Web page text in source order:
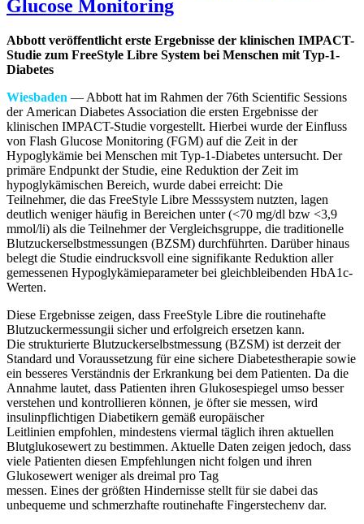
Glucose Monitoring
Abbott veröffentlicht erste Ergebnisse der klinischen IMPACT-
Studie zum FreeStyle Libre System bei Menschen mit Typ-1-
Diabetes
Wiesbaden — Abbott hat im Rahmen der 76th Scientific Sessions
der American Diabetes Association die ersten Ergebnisse der
klinischen IMPACT-Studie vorgestellt. Hierbei wurde der Einfluss
von Flash Glucose Monitoring (FGM) auf die Zeit in der
Hypoglykämie bei Menschen mit Typ-1-Diabetes untersucht. Der
primäre Endpunkt der Studie, eine Reduktion der Zeit im
hypoglykämischen Bereich, wurde dabei erreicht: Die
Teilnehmer, die das FreeStyle Libre Messsystem nutzten, lagen
deutlich weniger häufig in Bereichen unter (<70 mg/dl bzw <3,9
mmol/li) als die Teilnehmer der Vergleichsgruppe, die traditionelle
Blutzuckerselbstmessungen (BZSM) durchführten. Darüber hinaus
belegt die Studie eindrucksvoll eine signifikante Reduktion aller
gemessenen Hypoglykämieparameter bei gleichbleibenden HbA1c-
Werten.
Diese Ergebnisse zeigen, dass FreeStyle Libre die routinehafte
Blutzuckermessungii sicher und erfolgreich ersetzen kann.
Die strukturierte Blutzuckerselbstmessung (BZSM) ist derzeit der
Standard und Voraussetzung für eine sichere Diabetestherapie sowie
ein besseres Verständnis der Erkrankung bei dem Patienten. Da die
Annahme lautet, dass Patienten ihren Glukosespiegel umso besser
verstehen und kontrollieren können, je öfter sie messen, wird
insulinpflichtigen Diabetikern gemäß europäischer
Leitlinien empfohlen, mindestens viermal täglich ihren aktuellen
Blutglukosewert zu bestimmen. Aktuelle Daten zeigen jedoch, dass
viele Patienten diesen Empfehlungen nicht folgen und ihren
Glukosewert weniger als dreimal pro Tag
messen. Eines der größten Hindernisse stellt für sie dabei das
unbequeme und schmerzhafte routinehafte Fingerstechenv dar.